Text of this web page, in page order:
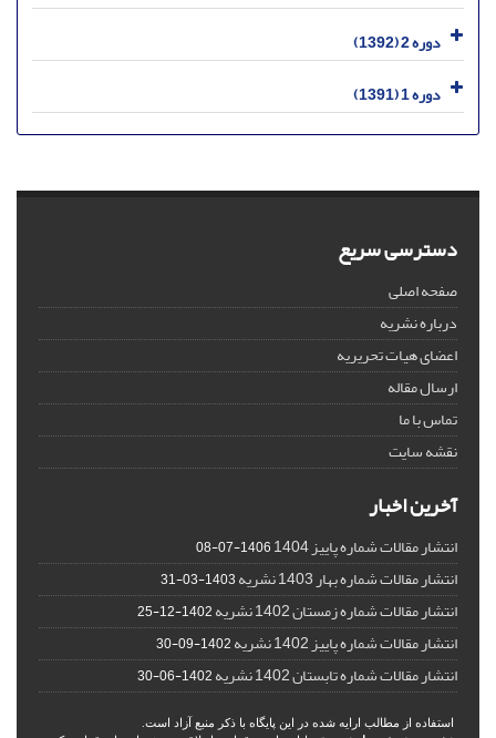
دوره 2 (1392)
دوره 1 (1391)
دسترسی سریع
صفحه اصلی
درباره نشریه
اعضای هیات تحریریه
ارسال مقاله
تماس با ما
نقشه سایت
آخرین اخبار
انتشار مقالات شماره پاییز 1404 1406-07-08
انتشار مقالات شماره بهار 1403 نشریه 1403-03-31
انتشار مقالات شماره زمستان 1402 نشریه 1402-12-25
انتشار مقالات شماره پاییز 1402 نشریه 1402-09-30
انتشار مقالات شماره تابستان 1402 نشریه 1402-06-30
استفاده از مطالب ارایه شده در این پایگاه با ذکر منبع آزاد است.